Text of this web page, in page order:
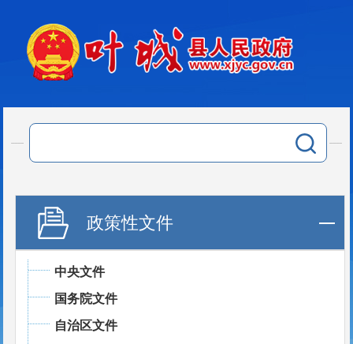
政策性文件
中央文件
国务院文件
自治区文件